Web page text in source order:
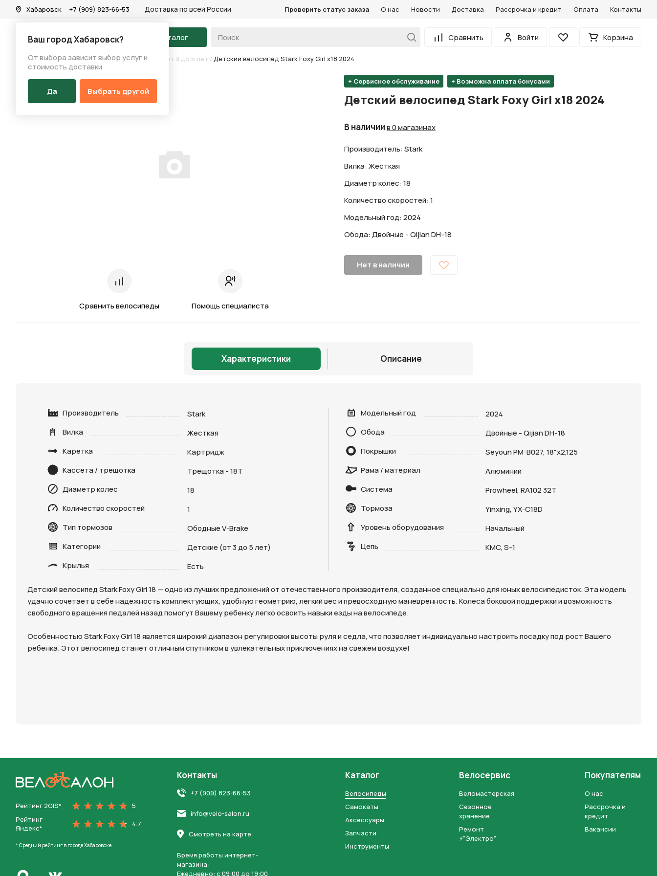
Хабаровск
Ваш город Хабаровск?
От выбора зависит выбор услуг и
стоимость доставки
Да Выбрать другой
+7 (909) 823-66-53 Доставка по всей России Проверить статус заказа О нас Новости Доставка Рассрочка и кредит Оплата Контакты
На главную Каталог Сравнить
Войти
Избранное Корзина
Каталог/Велосипеды/Детские велосипеды от 3 до 5 лет / Детский велосипед Stark Foxy Girl х18 2024
Сравнить велосипеды Помощь специалиста
+ Сервисное обслуживание + Возможна оплата бонусами
Детский велосипед Stark Foxy Girl х18 2024
В наличиив 0 магазинах
Производитель: Stark
Вилка: Жесткая
Диаметр колес: 18
Количество скоростей: 1
Модельный год: 2024
Обода: Двойные - Qijian DH-18
Нет в наличии
Характеристики Описание
Производитель
Stark
Вилка
Жесткая
Каретка
Картридж
Кассета / трещотка
Трещотка - 18Т
Диаметр колес
18
Количество скоростей
1
Тип тормозов
Ободные V-Brake
Категории
Детские (от 3 до 5 лет)
Крылья
Есть
Модельный год
2024
Обода
Двойные - Qijian DH-18
Покрышки
Seyoun PM-B027, 18"х2,125
Рама / материал
Алюминий
Система
Prowheel, RA102 32T
Тормоза
Yinxing, YX-C18D
Уровень оборудования
Начальный
Цепь
KMC, S-1
Детский велосипед Stark Foxy Girl 18 — одно из лучших предложений от отечественного производителя, созданное специально для юных велосипедисток. Эта модель
удачно сочетает в себе надежность комплектующих, удобную геометрию, легкий вес и превосходную маневренность. Колеса боковой поддержки и возможность
свободного вращения педалей назад помогут Вашему ребенку легко освоить навыки езды на велосипеде.
Особенностью Stark Foxy Girl 18 является широкий диапазон регулировки высоты руля и седла, что позволяет индивидуально настроить посадку под рост Вашего
ребенка. Этот велосипед станет отличным спутником в увлекательных приключениях на свежем воздухе!
Рейтинг 2GIS*
5
Рейтинг
Яндекс*
4.7
* Средний рейтинг в городе Хабаровске
Написать в Max
Контакты
+7 (909) 823-66-53
info@velo-salon.ru
Смотреть на карте
Время работы интернет-
магазина:
Ежедневно: c 09:00 до 19:00
Каталог
Велосипеды
Самокаты
Аксессуары
Запчасти
Инструменты
Велосервис
Веломастерская
Сезонное
хранение
Ремонт
⚡"Электро"
Покупателям
О нас
Рассрочка и
кредит
Вакансии
Отправить
Нажимая на кнопку “Отправить заявку”, вы даете